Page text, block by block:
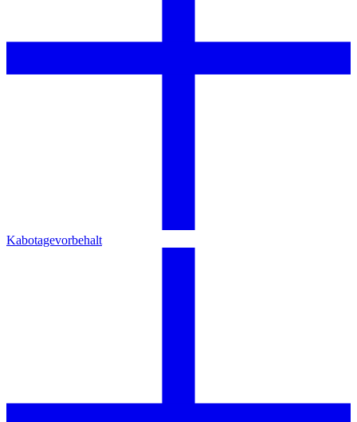
Kabotagevorbehalt